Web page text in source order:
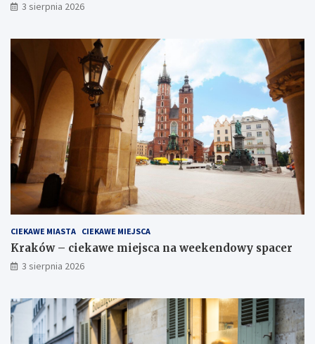
3 sierpnia 2026
CIEKAWE MIASTA CIEKAWE MIEJSCA
Kraków – ciekawe miejsca na weekendowy spacer
3 sierpnia 2026